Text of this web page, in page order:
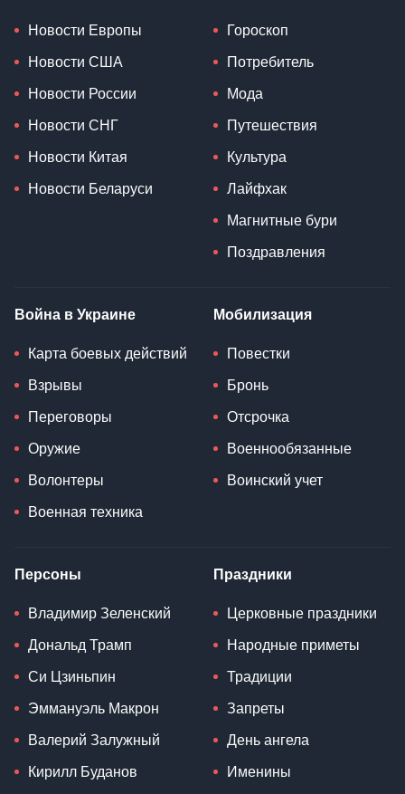
Новости Европы
Новости США
Новости России
Новости СНГ
Новости Китая
Новости Беларуси
Гороскоп
Потребитель
Мода
Путешествия
Культура
Лайфхак
Магнитные бури
Поздравления
Война в Украине
Карта боевых действий
Взрывы
Переговоры
Оружие
Волонтеры
Военная техника
Мобилизация
Повестки
Бронь
Отсрочка
Военнообязанные
Воинский учет
Персоны
Владимир Зеленский
Дональд Трамп
Си Цзиньпин
Эммануэль Макрон
Валерий Залужный
Кирилл Буданов
Праздники
Церковные праздники
Народные приметы
Традиции
Запреты
День ангела
Именины